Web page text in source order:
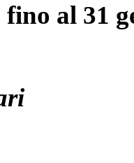
fino al 31